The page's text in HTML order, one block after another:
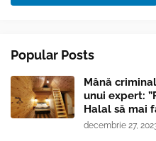
Popular Posts
Mână
unui expert:
Halal să mai
decembrie 27,